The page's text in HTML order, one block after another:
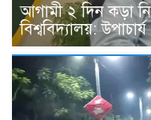
আগামী ২ দিন কড়া
বিশ্ববিদ্যালয়: উপাচার্য